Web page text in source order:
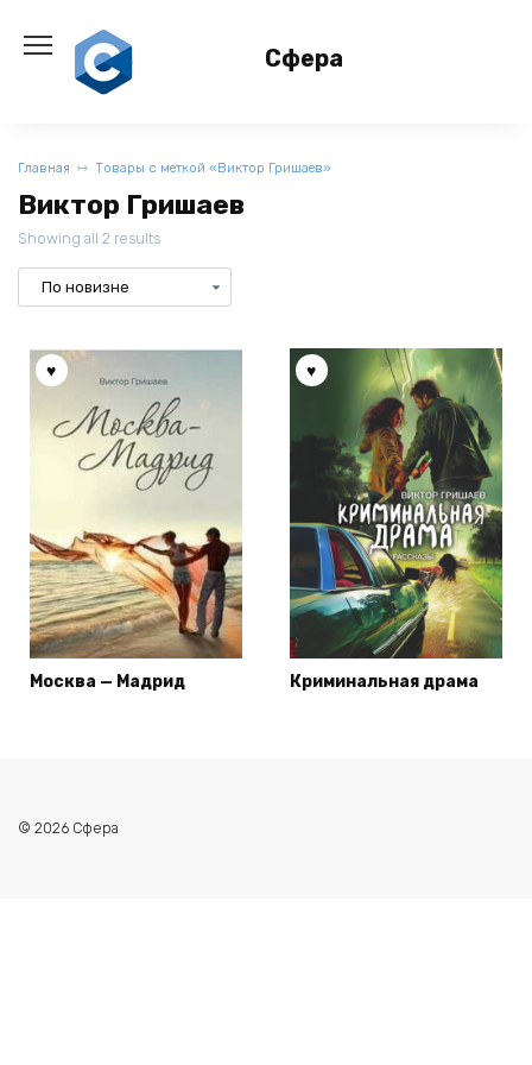
содержанию
Сфера
Главная Товары с меткой «Виктор Гришаев»
Виктор Гришаев
Showing all 2 results
Москва — Мадрид Криминальная драма
© 2026 Сфера